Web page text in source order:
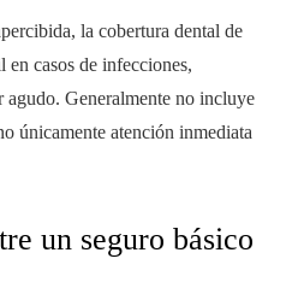
la cobertura dental de
en casos de infecciones,
agudo. Generalmente no incluye
únicamente atención inmediata
un seguro básico